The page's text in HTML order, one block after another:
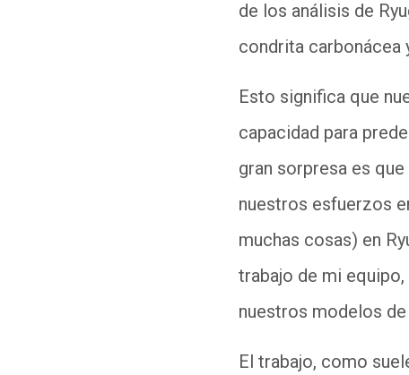
de los análisis de
condrita carbonácea
Esto significa que
capacidad para
gran sorpresa es
nuestros esfuerzos
muchas cosas) en
trabajo de mi
nuestros modelos
El trabajo, como